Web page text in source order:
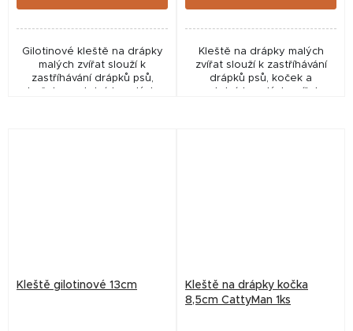
Gilotinové kleště na drápky
malých zvířat slouží k
zastříhávání drápků psů,
Kleště na drápky malých
zvířat slouží k zastříhávání
drápků psů, koček a
Kleště gilotinové 13cm
Kleště na drápky kočka
8,5cm CattyMan 1ks